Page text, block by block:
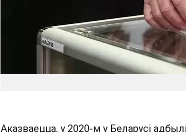
Аказваецца, у 2020-м у Беларусі